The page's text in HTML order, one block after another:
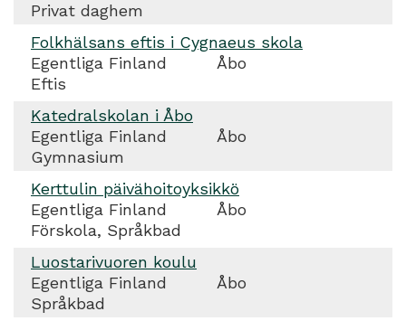
Privat daghem
Folkhälsans eftis i Cygnaeus skola
Egentliga Finland
Åbo
Eftis
Katedralskolan i Åbo
Egentliga Finland
Åbo
Gymnasium
Kerttulin päivähoitoyksikkö
Egentliga Finland
Åbo
Förskola, Språkbad
Luostarivuoren koulu
Egentliga Finland
Åbo
Språkbad